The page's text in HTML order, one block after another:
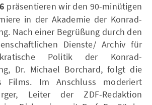
präsentieren wir den 90-minütigen
in der Akademie der Konrad-
Nach einer Begrüßung durch den
Dienste/ Archiv für
Politik der Konrad-
Dr. Michael Borchard, folgt die
Films. Im Anschluss moderiert
Leiter der ZDF-Redaktion